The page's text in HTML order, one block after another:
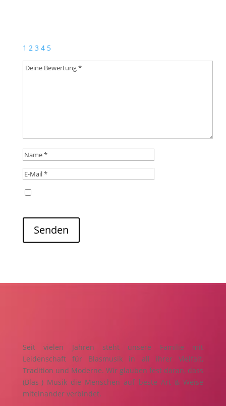
1 2 3 4 5
Senden
Seit vielen Jahren steht unsere Familie mit
Leidenschaft für Blasmusik in all ihrer Vielfalt,
Tradition und Moderne. Wir glauben fest daran, dass
(Blas-) Musik die Menschen auf beste Art & Weise
miteinander verbindet.